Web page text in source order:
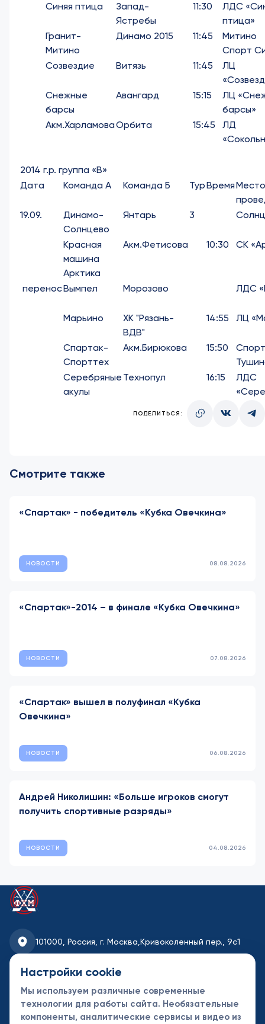
Синяя птица
Запад-
Ястребы
11:30
ЛДС
птица»
Гранит-
Митино
Динамо 2015 11:45
Митино
Спорт
Созвездие
Витязь 11:45
ЛЦ
Снежные
барсы
Авангард 15:15
ЛЦ
барсы»
Акм.ХарламоваОрбита 15:45
ЛД
2014 г.р. группа «В»
Дата
Команда А Команда Б ТурВремяМесто
19.09.
Динамо-
Солнцево
Янтарь 3
Красная
машина
Арктика
Акм.Фетисова 10:30 СК
переносВымпел Морозово ЛДС
Марьино
ХК "Рязань-
ВДВ"
14:55 ЛЦ
Спартак-
Спорттех
Акм.Бирюкова 15:50
Серебряные
акулы
Технопул 16:15
ЛДС
ПОДЕЛИТЬСЯ:
Смотрите также
«Спартак» - победитель «Кубка Овечкина»
НОВОСТИ 08.08.2026
«Спартак»-2014 – в финале «Кубка Овечкина»
НОВОСТИ 07.08.2026
«Спартак» вышел в полуфинал «Кубка
Овечкина»
НОВОСТИ 06.08.2026
Андрей Николишин: «Больше игроков смогут
получить спортивные разряды»
НОВОСТИ 04.08.2026
101000, Россия, г. Москва, Кривоколенный пер., 9с1
fhmoscow@mail.ru
8-495-621-35-95
Настройки cookie
Мы используем различные современные
технологии для работы сайта. Необязательные
компоненты, аналитические сервисы и видео из